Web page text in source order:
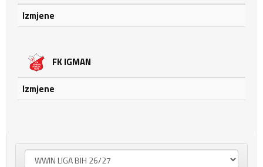
Izmjene
FK IGMAN
Izmjene